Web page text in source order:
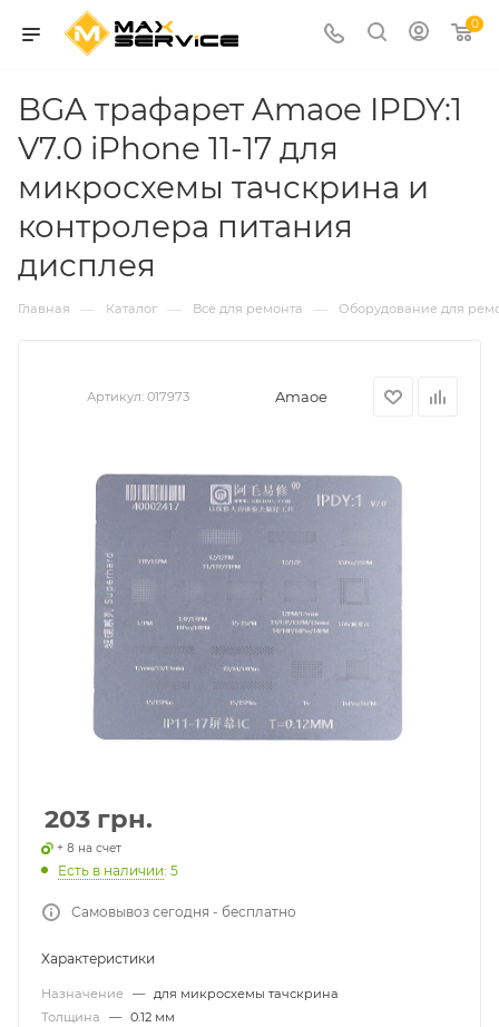
0
BGA трафарет Amaoe IPDY:1
V7.0 iPhone 11-17 для
микросхемы тачскрина и
контролера питания
дисплея
Главная — Каталог — Всё для ремонта — Оборудование для
Артикул: 017973 Amaoe
203 грн.
+ 8 на счет
Есть в наличии: 5
Самовывоз сегодня - бесплатно
Характеристики
Назначение — для микросхемы тачскрина
Толщина
— 0.12 мм